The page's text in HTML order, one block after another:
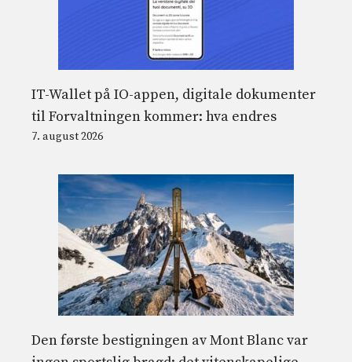
IT-Wallet på IO-appen, digitale dokumenter
til Forvaltningen kommer: hva endres
7. august 2026
Den første bestigningen av Mont Blanc var